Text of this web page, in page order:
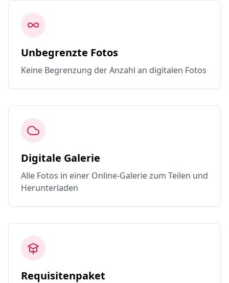
Unbegrenzte Fotos
Keine Begrenzung der Anzahl an digitalen Fotos
Digitale Galerie
Alle Fotos in einer Online-Galerie zum Teilen und
Herunterladen
Requisitenpaket